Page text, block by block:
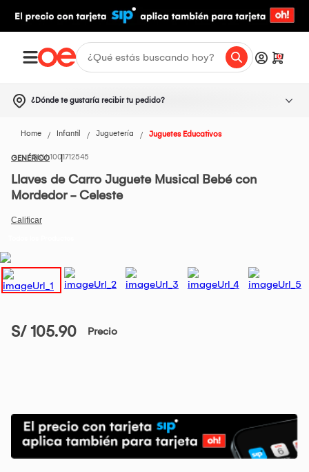
0
¿Dónde te gustaría recibir tu pedido?
Home Infantil Juguetería Juguetes Educativos
GENÉRICO1001712545
Llaves de Carro Juguete Musical Bebé con
Mordedor - Celeste
S/ 105.90 Precio